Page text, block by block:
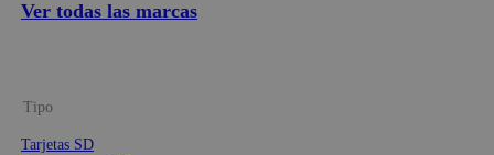
Ver todas las marcas
Tipo
Tarjetas SD